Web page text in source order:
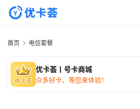
首页 电信套餐
优卡荟丨号卡商城
众多好卡，等您来体验！